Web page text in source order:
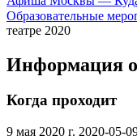
Образовательные
театре 2020
Информация
Когда проходит
9 мая 2020 г. 2020-05-